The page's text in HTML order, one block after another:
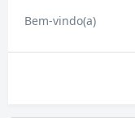
Bem-vindo(a)